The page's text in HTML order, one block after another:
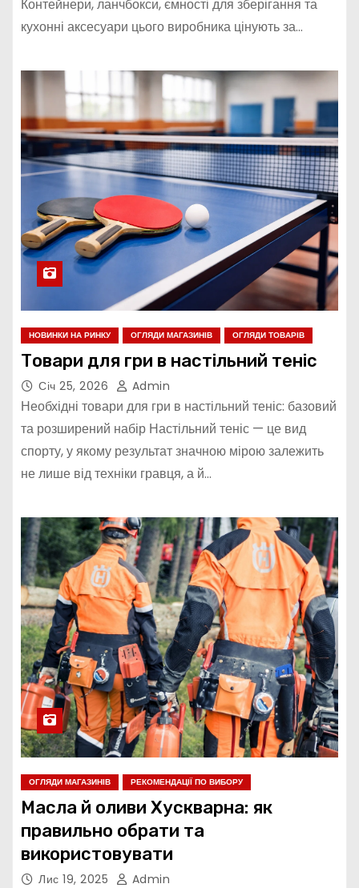
Контейнери, ланчбокси, ємності для зберігання та
кухонні аксесуари цього виробника цінують за…
НОВИНКИ НА РИНКУ ОГЛЯДИ МАГАЗИНІВ ОГЛЯДИ ТОВАРІВ
Товари для гри в настільний теніс
Січ 25, 2026 Admin
Необхідні товари для гри в настільний теніс: базовий
та розширений набір Настільний теніс — це вид
спорту, у якому результат значною мірою залежить
не лише від техніки гравця, а й…
ОГЛЯДИ МАГАЗИНІВ РЕКОМЕНДАЦІЇ ПО ВИБОРУ
Масла й оливи Хускварна: як
правильно обрати та
використовувати
Лис 19, 2025 Admin